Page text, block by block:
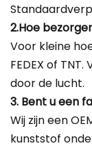
2.Hoe
Voor kleine
FEDEX of
door de lucht.
3. Bent u een
Wij zijn een
kunststof